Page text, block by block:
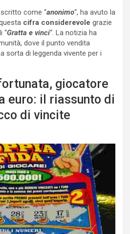
come “anonimo“, ha avuto la
cifra considerevole grazie
“Gratta e vinci“. La notizia ha
dove il punto vendita
sorta di leggenda vivente per i
giocatore
euro: il riassunto di
di vincite